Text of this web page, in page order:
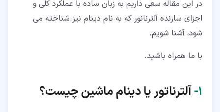
۳‏-‏۴‏- بلبرینگ یا یاتاقان (Ball bearing)
۳‏-‏۵‏- روتور یا آرمیچر (Rotor)
در این مقاله سعی داریم به زبان ساده با عملکرد کلی و
اجزای سازنده آلترنانور که به نام دینام نیز شناخته می
شود، آشنا شویم.
با ما همراه باشید.
۱‏- آلترناتور یا دینام ماشینچیست؟